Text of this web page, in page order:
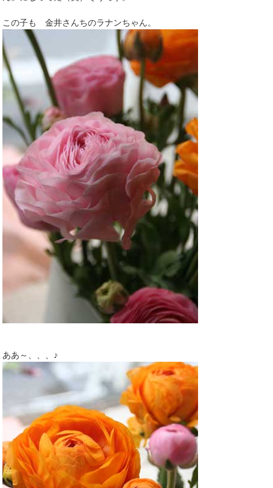
この子も 金井さんちのラナンちゃん。
ああ～、、、♪